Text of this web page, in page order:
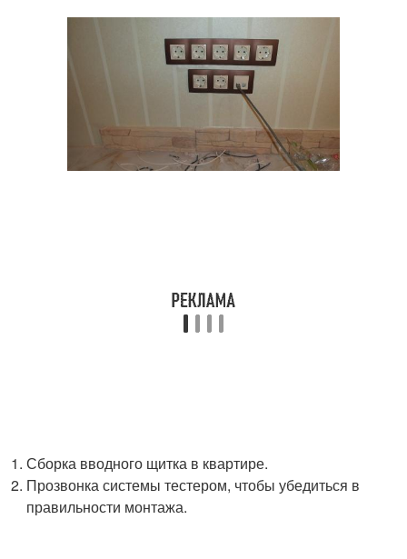
Сборка вводного щитка в квартире.
Прозвонка системы тестером, чтобы убедиться в
правильности монтажа.